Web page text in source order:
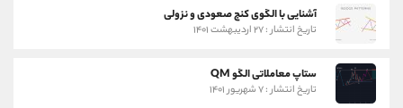
آشنایی با الگوی کنج صعودی و نزولی
تاریخ انتشار : ۲۷ اردیبهشت ۱۴۰۱
ستاپ معاملاتی الگو QM
تاریخ انتشار : ۷ شهریور ۱۴۰۱